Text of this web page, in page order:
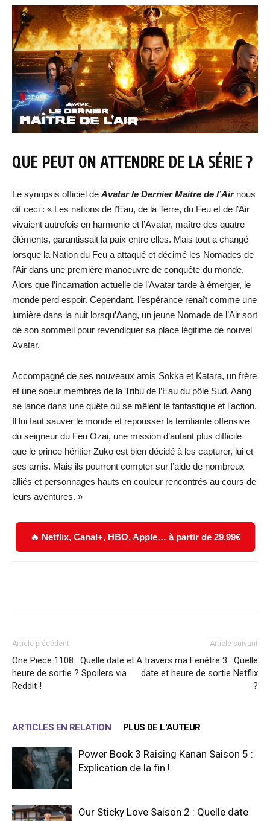
QUE PEUT ON ATTENDRE DE LA SÉRIE ?
Le synopsis officiel de Avatar le Dernier Maitre de l’Air nous
dit ceci : « Les nations de l’Eau, de la Terre, du Feu et de l’Air
vivaient autrefois en harmonie et l’Avatar, maître des quatre
éléments, garantissait la paix entre elles. Mais tout a changé
lorsque la Nation du Feu a attaqué et décimé les Nomades de
l’Air dans une première manoeuvre de conquête du monde.
Alors que l’incarnation actuelle de l’Avatar tarde à émerger, le
monde perd espoir. Cependant, l’espérance renaît comme une
lumière dans la nuit lorsqu’Aang, un jeune Nomade de l’Air sort
de son sommeil pour revendiquer sa place légitime de nouvel
Avatar.
Accompagné de ses nouveaux amis Sokka et Katara, un frère
et une soeur membres de la Tribu de l’Eau du pôle Sud, Aang
se lance dans une quête où se mêlent le fantastique et l’action.
Il lui faut sauver le monde et repousser la terrifiante offensive
du seigneur du Feu Ozai, une mission d’autant plus difficile
que le prince héritier Zuko est bien décidé à les capturer, lui et
ses amis. Mais ils pourront compter sur l’aide de nombreux
alliés et personnages hauts en couleur rencontrés au cours de
leurs aventures. »
🔥 Netflix, Canal+, HBO, Apple… à partir de 29,99€
Article précédent
One Piece 1108 : Quelle date et
heure de sortie ? Spoilers via
Reddit !
Article suivant
A travers ma Fenêtre 3 : Quelle
date et heure de sortie Netflix
?
ARTICLES EN RELATION PLUS DE L'AUTEUR
Power Book 3 Raising Kanan Saison 5 :
Explication de la fin !
Our Sticky Love Saison 2 : Quelle date